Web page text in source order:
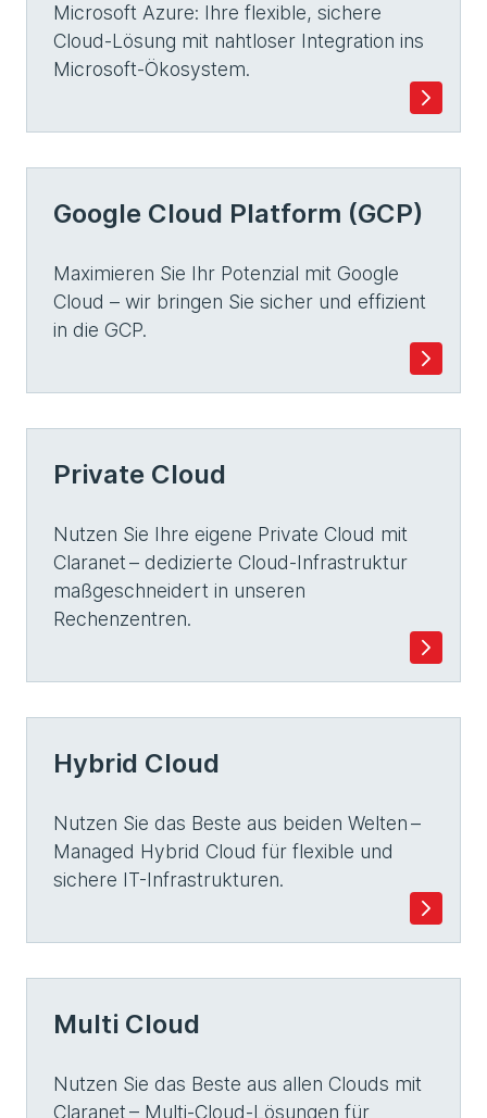
Microsoft Azure: Ihre flexible, sichere
Cloud-Lösung mit nahtloser Integration ins
Microsoft-Ökosystem.
Google Cloud Platform (GCP)
Maximieren Sie Ihr Potenzial mit Google
Cloud – wir bringen Sie sicher und effizient
in die GCP.
Private Cloud
Nutzen Sie Ihre eigene Private Cloud mit
Claranet – dedizierte Cloud-Infrastruktur
maßgeschneidert in unseren
Rechenzentren.
Hybrid Cloud
Nutzen Sie das Beste aus beiden Welten –
Managed Hybrid Cloud für flexible und
sichere IT-Infrastrukturen.
Multi Cloud
Nutzen Sie das Beste aus allen Clouds mit
Claranet – Multi-Cloud-Lösungen für